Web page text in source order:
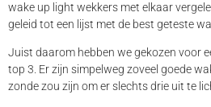
wake up light wekkers met elkaar
geleid tot een lijst met de best geteste
Juist daarom hebben we gekozen voor
top 3. Er zijn simpelweg zoveel goede
zonde zou zijn om er slechts drie uit te